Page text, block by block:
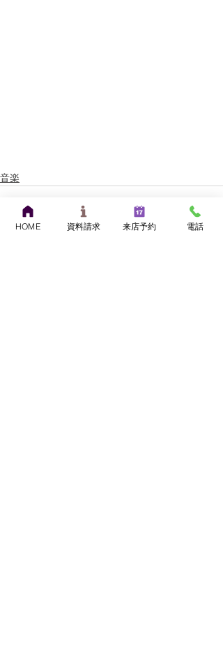
音楽
HOME 資料請求 来店予約 電話